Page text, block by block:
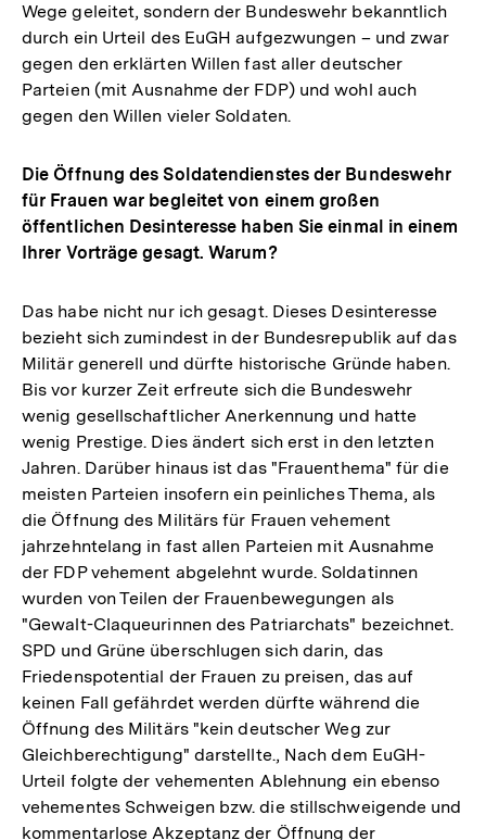
Wege geleitet, sondern der Bundeswehr bekanntlich
durch ein Urteil des EuGH aufgezwungen – und zwar
gegen den erklärten Willen fast aller deutscher
Parteien (mit Ausnahme der FDP) und wohl auch
gegen den Willen vieler Soldaten.
Die Öffnung des Soldatendienstes der Bundeswehr
für Frauen war begleitet von einem großen
öffentlichen Desinteresse haben Sie einmal in einem
Ihrer Vorträge gesagt. Warum?
Das habe nicht nur ich gesagt. Dieses Desinteresse
bezieht sich zumindest in der Bundesrepublik auf das
Militär generell und dürfte historische Gründe haben.
Bis vor kurzer Zeit erfreute sich die Bundeswehr
wenig gesellschaftlicher Anerkennung und hatte
wenig Prestige. Dies ändert sich erst in den letzten
Jahren. Darüber hinaus ist das "Frauenthema" für die
meisten Parteien insofern ein peinliches Thema, als
die Öffnung des Militärs für Frauen vehement
jahrzehntelang in fast allen Parteien mit Ausnahme
der FDP vehement abgelehnt wurde. Soldatinnen
wurden von Teilen der Frauenbewegungen als
"Gewalt-Claqueurinnen des Patriarchats" bezeichnet.
SPD und Grüne überschlugen sich darin, das
Friedenspotential der Frauen zu preisen, das auf
keinen Fall gefährdet werden dürfte während die
Öffnung des Militärs "kein deutscher Weg zur
Gleichberechtigung" darstellte., Nach dem EuGH-
Urteil folgte der vehementen Ablehnung ein ebenso
vehementes Schweigen bzw. die stillschweigende und
kommentarlose Akzeptanz der Öffnung der